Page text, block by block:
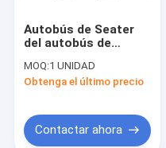
Noticias
Pida una cita
Autobús de Seater
del autobús de
aeropuerto 13 con el
aire acondicionado
MOQ:1 UNIDAD
Obtenga el último precio
Contactar ahora